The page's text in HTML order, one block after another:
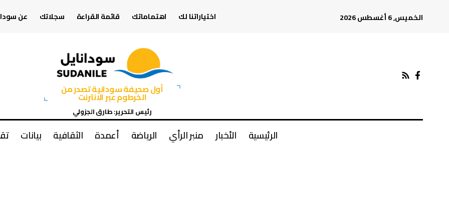
الخميس, 6 أغسطس 2026 اختياراتنا لك اهتماماتك قائمة القراءة سجلاتك عن
أول صحيفة سودانية تصدر من
الخرطوم عبر الانترنت
رئيس التحرير: طارق الجزولي
الرئيسية الأخبار منبر الرأي الرياضة أعمدة الثقافية بيانات